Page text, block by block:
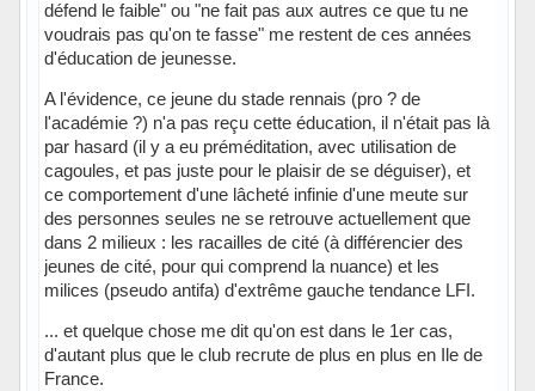
défend le faible" ou "ne fait pas aux autres ce que tu ne
voudrais pas qu'on te fasse" me restent de ces années
d'éducation de jeunesse.
A l'évidence, ce jeune du stade rennais (pro ? de
l'académie ?) n'a pas reçu cette éducation, il n'était pas là
par hasard (il y a eu préméditation, avec utilisation de
cagoules, et pas juste pour le plaisir de se déguiser), et
ce comportement d'une lâcheté infinie d'une meute sur
des personnes seules ne se retrouve actuellement que
dans 2 milieux : les racailles de cité (à différencier des
jeunes de cité, pour qui comprend la nuance) et les
milices (pseudo antifa) d'extrême gauche tendance LFI.
... et quelque chose me dit qu'on est dans le 1er cas,
d'autant plus que le club recrute de plus en plus en Ile de
France.